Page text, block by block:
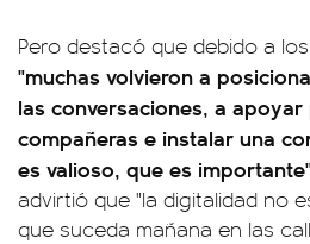
Pero destacó que debido a
"muchas volvieron a
las conversaciones, a
compañeras e instalar una
es valioso, que es
advirtió que "la digitalidad no
que suceda mañana en las